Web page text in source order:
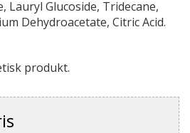
Lauryl Glucoside, Tridecane,
Dehydroacetate, Citric Acid.
produkt.